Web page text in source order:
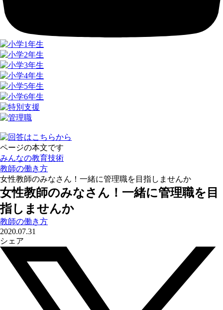
ページの本文です
みんなの教育技術
教師の働き方
女性教師のみなさん！一緒に管理職を目指しませんか
女性教師のみなさん！一緒に管理職を目
指しませんか
教師の働き方
2020.07.31
シェア